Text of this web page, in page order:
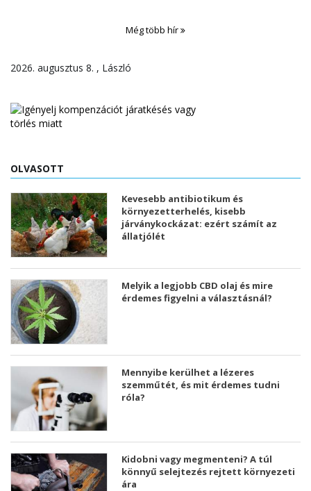
Még több hír
2026. augusztus 8. , László
OLVASOTT
Kevesebb antibiotikum és
környezetterhelés, kisebb
járványkockázat: ezért számít az
állatjólét
Melyik a legjobb CBD olaj és mire
érdemes figyelni a választásnál?
Mennyibe kerülhet a lézeres
szemműtét, és mit érdemes tudni
róla?
Kidobni vagy megmenteni? A túl
könnyű selejtezés rejtett környezeti
ára